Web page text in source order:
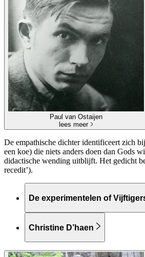
Paul van Ostaijen
lees meer
De empathische dichter identificeert zich
een koe) die niets anders doen dan Gods
didactische wending uitblijft. Het gedicht
recedit’).
De experimentelen of
Christine D’haen